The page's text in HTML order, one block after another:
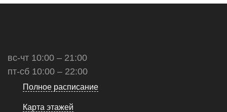
вс-чт 10:00 – 21:00
пт-сб 10:00 – 22:00
Полное расписание
Карта этажей